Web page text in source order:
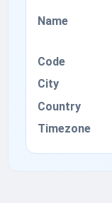
Name
Code
City
Country
Timezone